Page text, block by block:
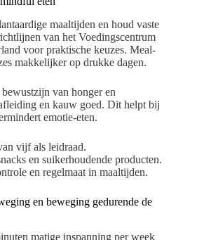
maaltijden en houd vaste
van het Voedingscentrum
voor praktische keuzes. Meal-
makkelijker op drukke dagen.
van honger en
en kauw goed. Dit helpt bij
emotie-eten.
vijf als leidraad.
en suikerhoudende producten.
en regelmaat in maaltijden.
en beweging gedurende de
matige inspanning per week